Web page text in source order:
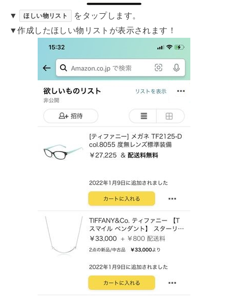
▼ ほしい物リスト
をタップします。
▼作成したほしい物リストが表示されます！